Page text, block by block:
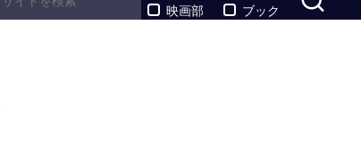
映画部
ブック